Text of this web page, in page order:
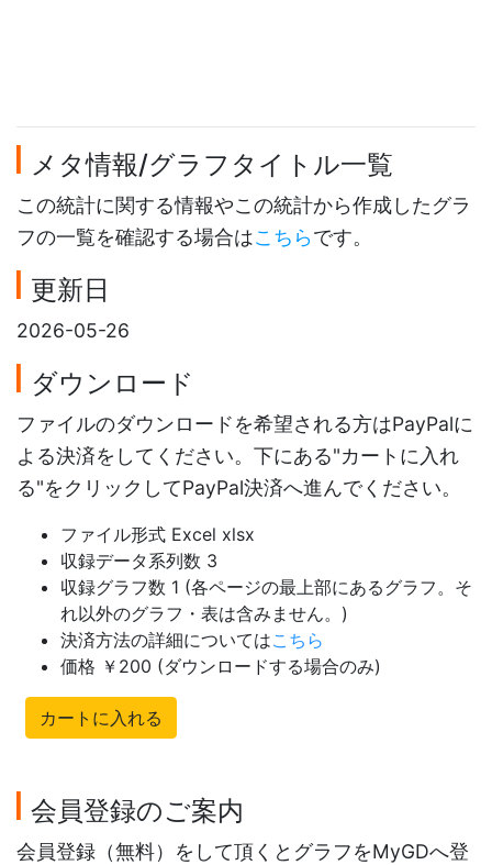
メタ情報/グラフタイトル一覧
この統計に関する情報やこの統計から作成したグラ
フの一覧を確認する場合はこちらです。
更新日
2026-05-26
ダウンロード
ファイルのダウンロードを希望される方はPayPalに
よる決済をしてください。下にある"カートに入れ
る"をクリックしてPayPal決済へ進んでください。
ファイル形式 Excel xlsx
収録データ系列数 3
収録グラフ数 1 (各ページの最上部にあるグラフ。そ
れ以外のグラフ・表は含みません。)
決済方法の詳細についてはこちら
価格 ￥200 (ダウンロードする場合のみ)
カートに入れる
会員登録のご案内
会員登録（無料）をして頂くとグラフをMyGDへ登